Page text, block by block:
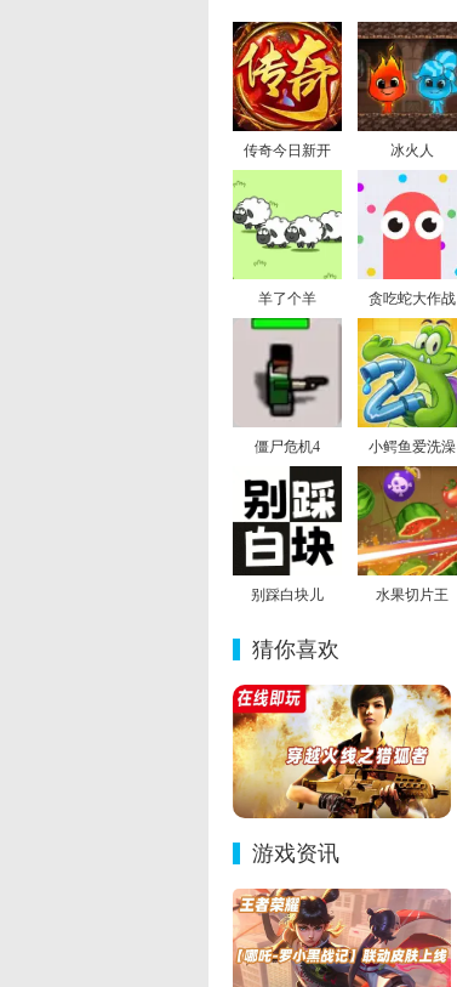
传奇今日新开 冰火人
羊了个羊 贪吃蛇大作战
僵尸危机4 小鳄鱼爱洗澡
别踩白块儿 水果切片王
猜你喜欢
游戏资讯